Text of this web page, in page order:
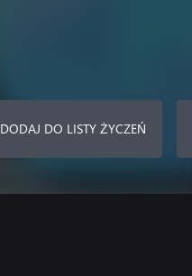
DODAJ DO LISTY ŻYCZEŃ